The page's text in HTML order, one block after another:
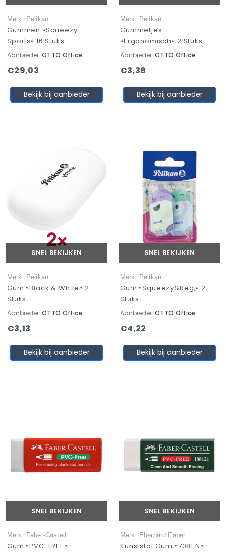
Merk: Pelikan
Gummen »Squeezy
Sports« 16 Stuks
Aanbieder: OTTO Office
€29,03
Bekijk bij aanbieder
Merk: Pelikan
Gummetjes
»ergonomisch« 2 Stuks
Aanbieder: OTTO Office
€3,38
Bekijk bij aanbieder
SNEL BEKIJKEN
Merk: Pelikan
Gum »Black & White« 2
Stuks
Aanbieder: OTTO Office
€3,13
Bekijk bij aanbieder
SNEL BEKIJKEN
Merk: Pelikan
Gum »Squeezy&reg;« 2
Stuks
Aanbieder: OTTO Office
€4,22
Bekijk bij aanbieder
SNEL BEKIJKEN
Merk: Faber-Castell
Gum »PVC-FREE«
SNEL BEKIJKEN
Merk: Eberhard Faber
Kunststof Gum »7081 N«